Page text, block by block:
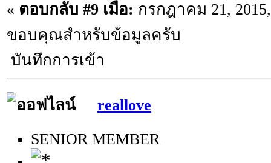
« ตอบกลับ #9 เมื่อ: กรกฎาคม 21,
ขอบคุณสำหรับข้อมูลครับ
บันทึกการเข้า
reallove
SENIOR MEMBER